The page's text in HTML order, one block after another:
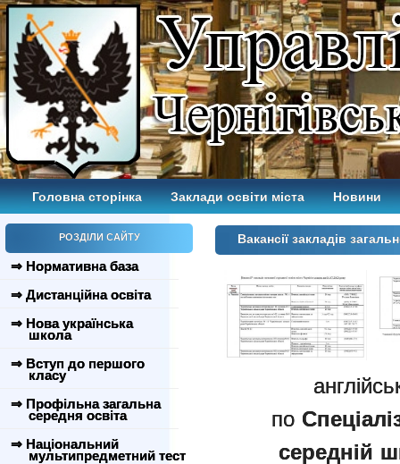
Головна сторінка Заклади освіти міста Новини
РОЗДІЛИ САЙТУ
⇒ Нормативна база
⇒ Дистанційна освіта
⇒ Нова українська
школа
⇒ Вступ до першого
класу
⇒ Профільна загальна
середня освіта
⇒ Національний
мультипредметний тест
Вакансії закладів
по
середній